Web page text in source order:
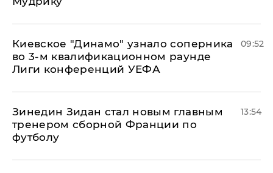
Киевское "Динамо" узнало соперника
во 3-м квалификационном раунде
Лиги конференций УЕФА
09:52
Зинедин Зидан стал новым главным
тренером сборной Франции по
футболу
13:54